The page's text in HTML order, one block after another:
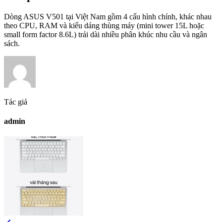
Dòng ASUS V501 tại Việt Nam gồm 4 cấu hình chính, khác nhau
theo CPU, RAM và kiểu dáng thùng máy (mini tower 15L hoặc
small form factor 8.6L) trải dài nhiều phân khúc nhu cầu và ngân
sách.
Tác giả
admin